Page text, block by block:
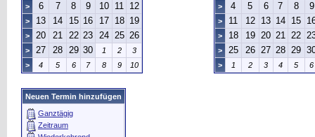
> 6 7 8 9 10 11 12
> 13 14 15 16 17 18 19
> 20 21 22 23 24 25 26
> 27 28 29 30 1 2
3
>
4 5 6 7 8 9 10
> 4 5 6 7 8 9
> 11 12 13 14 15
> 18 19 20 21 22
> 25 26 27 28 29
> 1 2 3 4 5 6
Neuen Termin hinzufügen
Ganztägig
Zeitraum